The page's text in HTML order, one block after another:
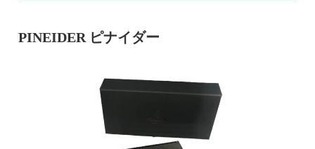
PINEIDER ピナイダー